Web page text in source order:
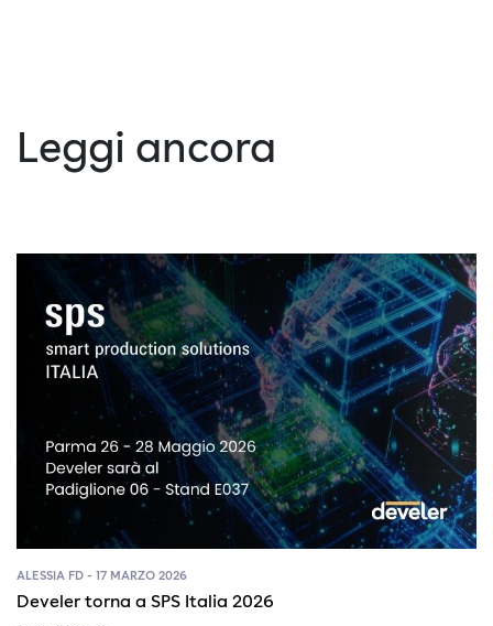
Leggi ancora
ALESSIA FD - 17 MARZO 2026
Develer torna a SPS Italia 2026